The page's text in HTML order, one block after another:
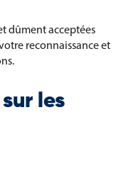
dûment acceptées
reconnaissance et
les